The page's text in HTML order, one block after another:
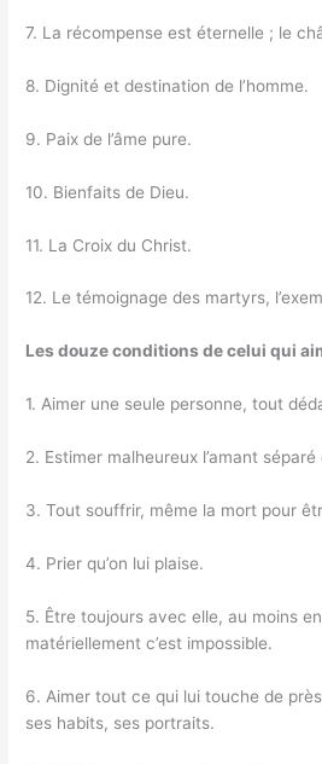
7. La récompense est éternelle ; le
8. Dignité et destination de l’homme.
9. Paix de l’âme pure.
10. Bienfaits de Dieu.
11. La Croix du Christ.
12. Le témoignage des martyrs,
Les douze conditions de celui qui
1. Aimer une seule personne, tout
2. Estimer malheureux l’amant séparé
3. Tout souffrir, même la mort pour
4. Prier qu’on lui plaise.
5. Être toujours avec elle, au moins
matériellement c’est impossible.
6. Aimer tout ce qui lui touche de
ses habits, ses portraits.